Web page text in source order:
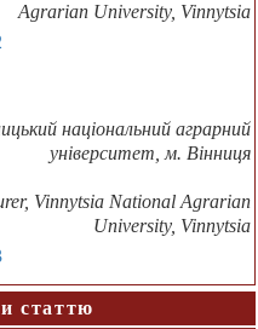
Agrarian University, Vinnytsia
національний аграрний
університет, м. Вінниця
Vinnytsia National Agrarian
University, Vinnytsia
статтю